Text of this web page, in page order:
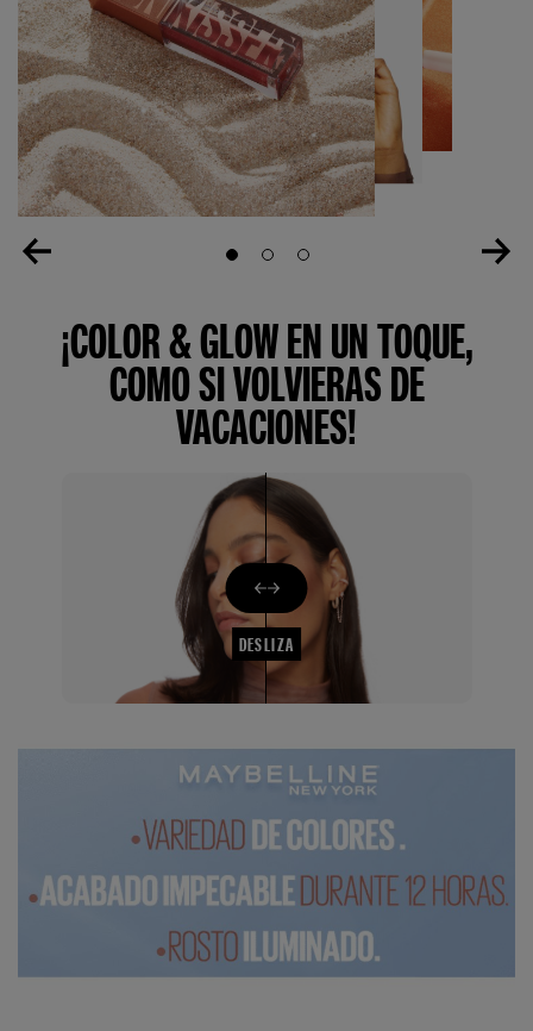
Slide 1Slide 2Slide 3
¡COLOR & GLOW EN UN TOQUE,
COMO SI VOLVIERAS DE
VACACIONES!
DESLIZA